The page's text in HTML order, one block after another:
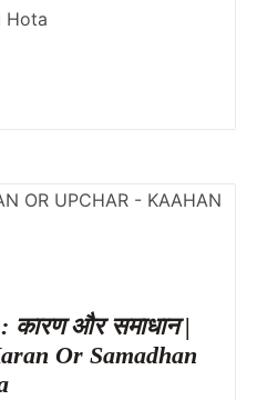
Hota
कारण और समाधान |
Or Samadhan